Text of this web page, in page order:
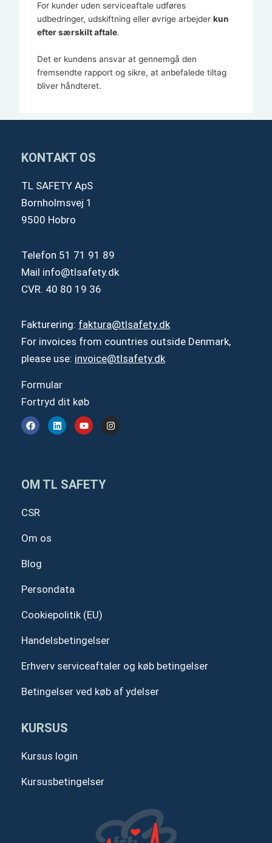
For kunder uden serviceaftale udføres
udbedringer, udskiftning eller øvrige arbejder kun
efter særskilt aftale.
Det er kundens ansvar at gennemgå den
fremsendte rapport og sikre, at anbefalede tiltag
bliver håndteret.
KONTAKT OS
TL SAFETY ApS
Bornholmsvej 1
9500 Hobro
Telefon 51 71 91 89
Mail info@tlsafety.dk
CVR. 40 80 19 36
Fakturering: faktura@tlsafety.dk
For invoices from countries outside Denmark,
please use: invoice@tlsafety.dk
Formular
Fortryd dit køb
F
a
k
L
i
n
Y
o
I
n
OM TL SAFETY
CSR
Om os
Blog
Persondata
Cookiepolitik (EU)
Handelsbetingelser
Erhverv serviceaftaler og køb betingelser
Betingelser ved køb af ydelser
KURSUS
Kursus login
Kursusbetingelser